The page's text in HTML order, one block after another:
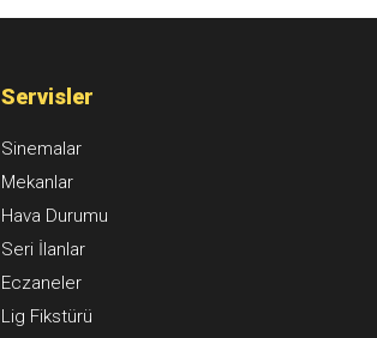
Servisler
Sinemalar
Mekanlar
Hava Durumu
Seri İlanlar
Eczaneler
Lig Fikstürü